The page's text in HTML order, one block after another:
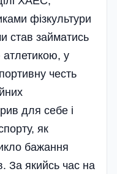
фізкультури
став займатись
у
честь
для себе і
як
бажання
За якийсь час на